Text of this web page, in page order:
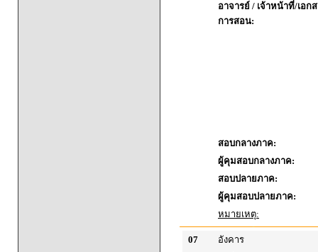
อาจารย์ / เจ้าหน้าที่/เอก
การสอน:
สอบกลางภาค:
ผู้คุมสอบกลางภาค:
สอบปลายภาค:
ผู้คุมสอบปลายภาค:
หมายเหตุ:
07
อังคาร